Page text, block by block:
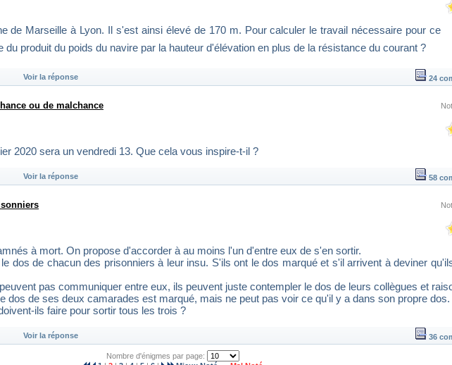
de Marseille à Lyon. Il s'est ainsi élevé de 170 m. Pour calculer le travail nécessaire pour ce
produit du poids du navire par la hauteur d'élévation en plus de la résistance du courant ? 
Voir la réponse 24
ou de malchance
2020 sera un vendredi 13. Que cela vous inspire-t-il ?
Voir la réponse 58
à mort. On propose d'accorder à au moins l'un d'entre eux de s'en sortir.
dos de chacun des prisonniers à leur insu. S'ils ont le dos marqué et s'il arrivent à deviner
pas communiquer entre eux, ils peuvent juste contempler le dos de leurs collègues et
dos de ses deux camarades est marqué, mais ne peut pas voir ce qu'il y a dans son propre dos.
ils faire pour sortir tous les trois ?
Voir la réponse 36
Nombre d'énigmes par page: